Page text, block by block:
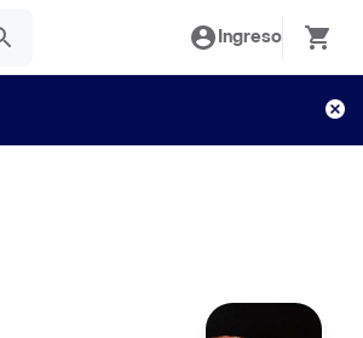
Ingreso